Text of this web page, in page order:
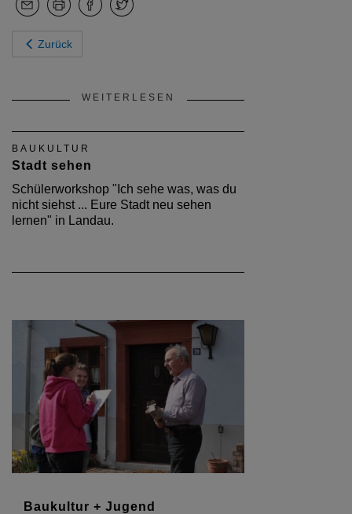
Zurück
WEITERLESEN
BAUKULTUR
Stadt sehen
Schülerworkshop "Ich sehe was, was du
nicht siehst ... Eure Stadt neu sehen
lernen" in Landau.
Baukultur + Jugend